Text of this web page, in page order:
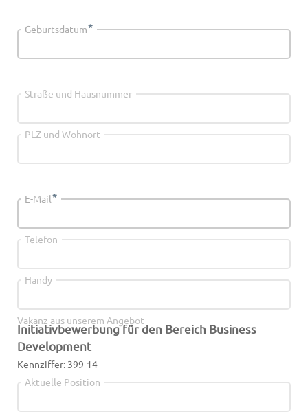
Geburtsdatum*
Straße und Hausnummer
PLZ und Wohnort
E-Mail*
Telefon
Handy
Vakanz aus unserem Angebot
Initiativbewerbung für den Bereich Business
Development
Kennziffer: 399-14
Aktuelle Position